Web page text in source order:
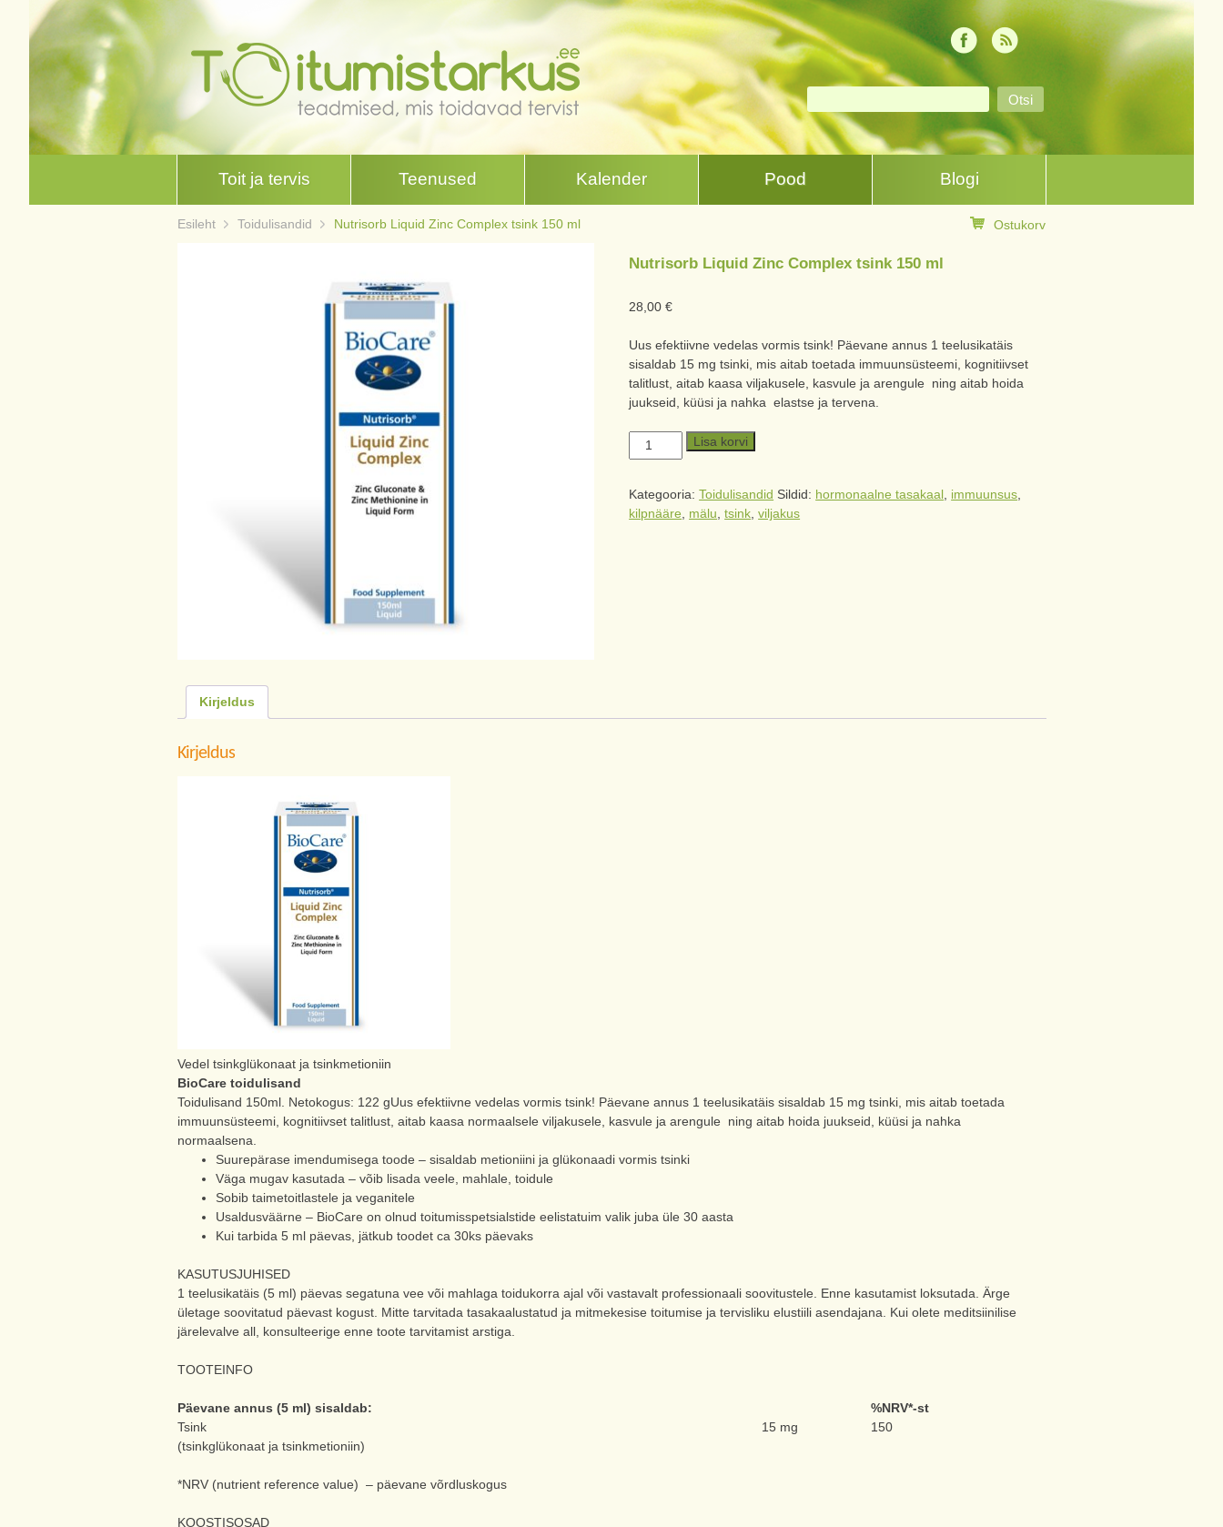
Toit ja tervis Teenused Kalender Pood Blogi
Esileht Toidulisandid Nutrisorb Liquid Zinc Complex tsink 150 ml Ostukorv
Nutrisorb Liquid Zinc Complex tsink 150 ml
28,00€
Uus efektiivne vedelas vormis tsink! Päevane annus 1 teelusikatäis
sisaldab 15 mg tsinki, mis aitab toetada immuunsüsteemi, kognitiivset
talitlust, aitab kaasa viljakusele, kasvule ja arengule ning aitab hoida
juukseid, küüsi ja nahka elastse ja tervena.
Lisa korvi
Kategooria:Toidulisandid Sildid: hormonaalne tasakaal immuunsus
kilpnääre
mälu ,tsink ,viljakus
Kirjeldus
Kirjeldus
Vedel tsinkglükonaat ja tsinkmetioniin
BioCare toidulisand
Toidulisand 150ml. Netokogus: 122 gUus efektiivne vedelas vormis tsink! Päevane annus 1 teelusikatäis sisaldab 15 mg tsinki, mis aitab toetada
immuunsüsteemi, kognitiivset talitlust, aitab kaasa normaalsele viljakusele, kasvule ja arengule ning aitab hoida juukseid, küüsi ja nahka
normaalsena.
Suurepärase imendumisega toode – sisaldab metioniini ja glükonaadi vormis tsinki
Väga mugav kasutada – võib lisada veele, mahlale, toidule
Sobib taimetoitlastele ja veganitele
Usaldusväärne – BioCare on olnud toitumisspetsialstide eelistatuim valik juba üle 30 aasta
Kui tarbida 5 ml päevas, jätkub toodet ca 30ks päevaks
KASUTUSJUHISED
1 teelusikatäis (5 ml) päevas segatuna vee või mahlaga toidukorra ajal või vastavalt professionaali soovitustele. Enne kasutamist loksutada. Ärge
ületage soovitatud päevast kogust. Mitte tarvitada tasakaalustatud ja mitmekesise toitumise ja tervisliku elustiili asendajana. Kui olete meditsiinilise
järelevalve all, konsulteerige enne toote tarvitamist arstiga.
TOOTEINFO
Päevane annus (5 ml) sisaldab:
%NRV*-st
Tsink
15 mg
150
(tsinkglükonaat ja tsinkmetioniin)
*NRV (nutrient reference value) – päevane võrdluskogus
KOOSTISOSAD